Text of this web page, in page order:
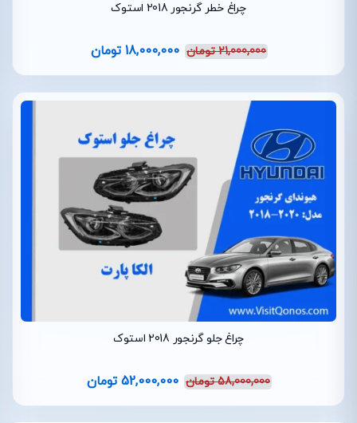
چراغ خطر گرنجور 2018 استوک
21,000,000 تومان 18,000,000 تومان
چراغ جلو گرنجور 2018 استوک
58,000,000 تومان 52,000,000 تومان